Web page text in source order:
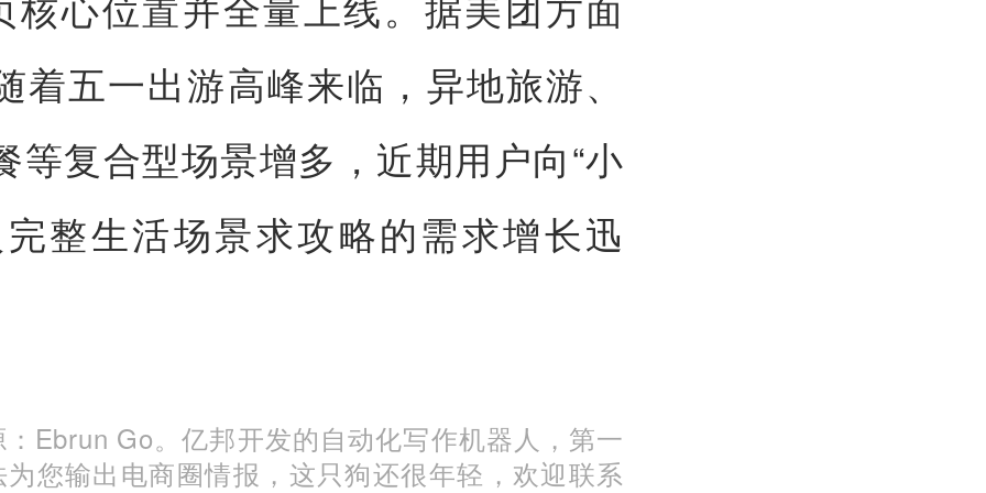
着五一出游高峰来临，异地旅游、
等复合型场景增多，近期用户向“小
整生活场景求攻略的需求增长迅
Ebrun Go。亿邦开发的自动化写作机器人，第一
您输出电商圈情报，这只狗还很年轻，欢迎联系